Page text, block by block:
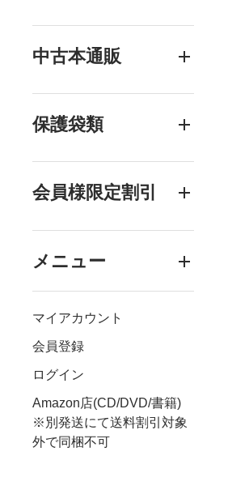
中古本通販
保護袋類
会員様限定割引
メニュー
マイアカウント
会員登録
ログイン
Amazon店(CD/DVD/書籍)
※別発送にて送料割引対象
外で同梱不可